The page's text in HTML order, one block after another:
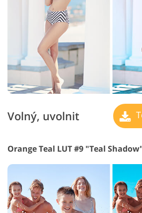
Volný, uvolnit
Orange Teal LUT #9 "Teal